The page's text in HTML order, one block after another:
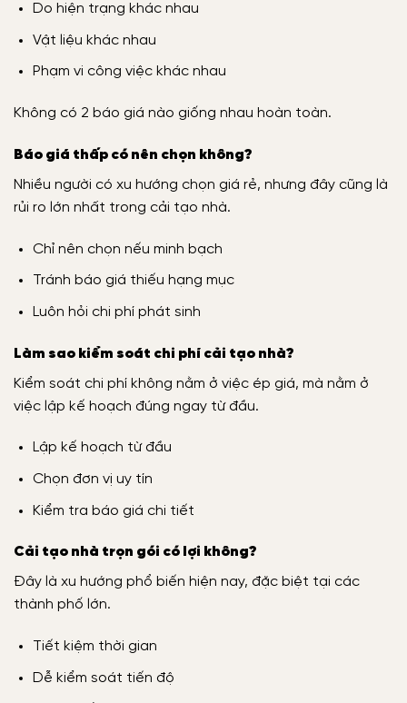
Do hiện trạng khác nhau
Vật liệu khác nhau
Phạm vi công việc khác nhau
Không có 2 báo giá nào giống nhau hoàn toàn.
Báo giá thấp có nên chọn không?
Nhiều người có xu hướng chọn giá rẻ, nhưng đây cũng là
rủi ro lớn nhất trong cải tạo nhà.
Chỉ nên chọn nếu minh bạch
Tránh báo giá thiếu hạng mục
Luôn hỏi chi phí phát sinh
Làm sao kiểm soát chi phí cải tạo nhà?
Kiểm soát chi phí không nằm ở việc ép giá, mà nằm ở
việc lập kế hoạch đúng ngay từ đầu.
Lập kế hoạch từ đầu
Chọn đơn vị uy tín
Kiểm tra báo giá chi tiết
Cải tạo nhà trọn gói có lợi không?
Đây là xu hướng phổ biến hiện nay, đặc biệt tại các
thành phố lớn.
Tiết kiệm thời gian
Dễ kiểm soát tiến độ